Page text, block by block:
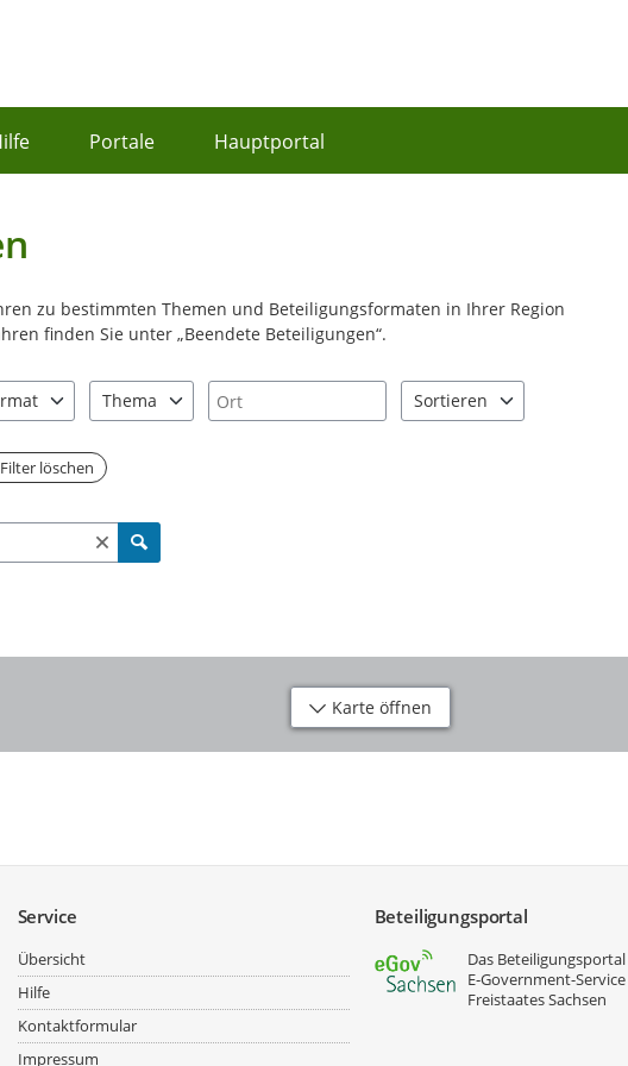
Portale Hauptportal
zu bestimmten Themen und Beteiligungsformaten in Ihrer Region
finden Sie unter „Beendete Beteiligungen“.
Thema
Ort
Sortieren
löschen
Karte öffnen
Service
Übersicht
Hilfe
Kontaktformular
Impressum
Beteiligungsportal
Das
E‑Government-
Freistaates Sachsen